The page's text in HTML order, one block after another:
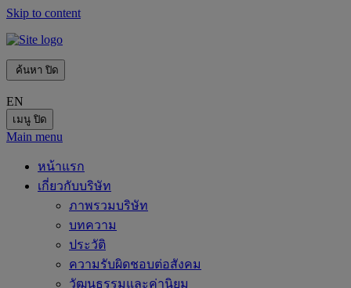
Skip to content
ค้นหา ปิด
EN
เมนู ปิด
Main menu
หน้าแรก
เกี่ยวกับบริษัท
ภาพรวมบริษัท
บทความ
ประวัติ
ความรับผิดชอบต่อสังคม
วัฒนธรรมและค่านิยม